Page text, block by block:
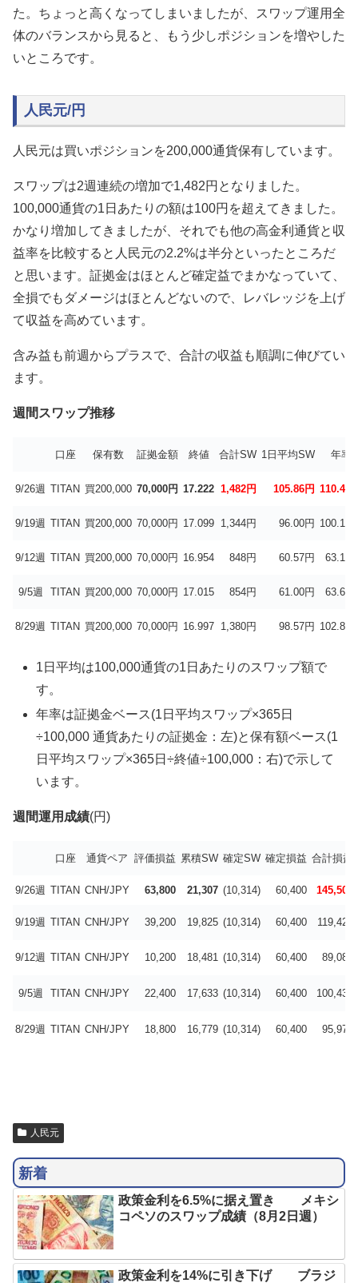
た。ちょっと高くなってしまいましたが、スワップ運用全
体のバランスから見ると、もう少しポジションを増やした
いところです。
人民元/円
人民元は買いポジションを200,000通貨保有しています。
スワップは2週連続の増加で1,482円となりました。
100,000通貨の1日あたりの額は100円を超えてきました。
かなり増加してきましたが、それでも他の高金利通貨と収
益率を比較すると人民元の2.2%は半分といったところだ
と思います。証拠金はほとんど確定益でまかなっていて、
全損でもダメージはほとんどないので、レバレッジを上げ
て収益を高めています。
含み益も前週からプラスで、合計の収益も順調に伸びてい
ます。
週間スワップ推移
口座 保有数 証拠金額 終値 合計SW 1日平均SW 年率
9/26週 TITAN 買200,000 70,000円 17.222 1,482円 105.86円 110.4
9/19週 TITAN 買200,000 70,000円 17.099 1,344円 96.00円 100.1
9/12週 TITAN 買200,000 70,000円 16.954 848円 60.57円 63.1
9/5週 TITAN 買200,000 70,000円 17.015 854円 61.00円 63.6
8/29週 TITAN 買200,000 70,000円 16.997 1,380円 98.57円 102.8
1日平均は100,000通貨の1日あたりのスワップ額で
す。
年率は証拠金ベース(1日平均スワップ×365日
÷100,000 通貨あたりの証拠金：左)と保有額ベース(1
日平均スワップ×365日÷終値÷100,000：右)で示して
います。
週間運用成績(円)
口座 通貨ペア 評価損益 累積SW 確定SW 確定損益 合計損益
9/26週 TITAN CNH/JPY 63,800 21,307 (10,314) 60,400 145,507
9/19週 TITAN CNH/JPY 39,200 19,825 (10,314) 60,400 119,425
9/12週 TITAN CNH/JPY 10,200 18,481 (10,314) 60,400 89,081
9/5週 TITAN CNH/JPY 22,400 17,633 (10,314) 60,400 100,433
8/29週 TITAN CNH/JPY 18,800 16,779 (10,314) 60,400 95,979
人民元
新着
政策金利を6.5%に据え置き メキシ
コペソのスワップ成績（8月2日週）
政策金利を14%に引き下げ ブラジ